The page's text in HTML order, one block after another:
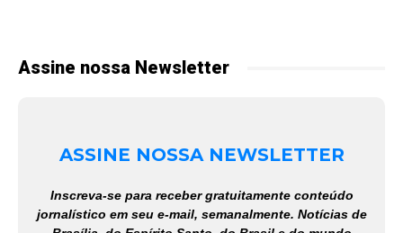
Assine nossa Newsletter
ASSINE NOSSA NEWSLETTER
Inscreva-se para receber gratuitamente conteúdo
jornalístico em seu e-mail, semanalmente. Notícias de